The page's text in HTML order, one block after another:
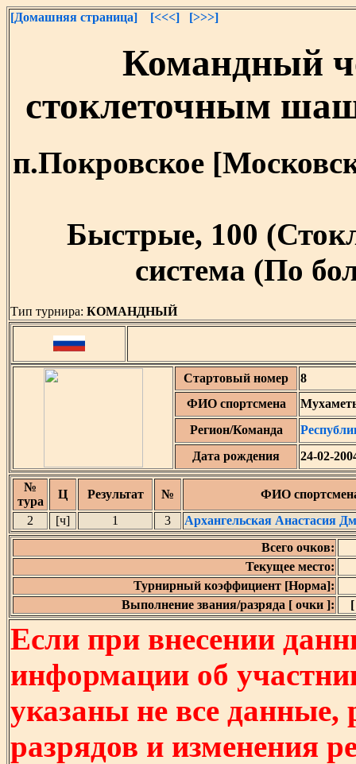
[Домашняя страница] [<<<] [>>>]
Командный
стоклеточным
п.Покровское
Быстрые, 100
система (По
Тип турнира: КОМАНДНЫЙ
Стартовый номер
8
ФИО спортсмена
Регион/Команда
Дата рождения
24-02-
№
тура
Ц Результат №
ФИО
2
[ч] 1 3
Архангельская Анастасия
Всего очков:
Текущее место:
Турнирный коэффициент [Норма]:
Выполнение звания/разряда [ очки ]:
Если при внесении
информации об
указаны не все
разрядов и изменения